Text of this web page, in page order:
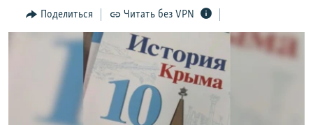
поискуИНФОГРАФИКА
ТЕЛЕПРОЕКТ КРЫМ.РЕАЛИИ
СОВЕТЫ ПРАВОЗАЩИТНИКОВ
ПРОПАВШИЕ БЕЗ ВЕСТИ
ПОБЕДИТЕЛЕЙ НЕ СУДЯТ?
КАК ОБОЙТИ БЛОКИРОВКУ
ПРИСОЕДИНЯЙТЕСЬ!
Поделиться Читать без VPN